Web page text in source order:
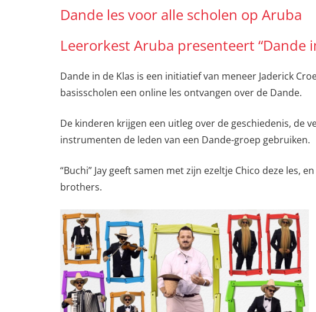
Dande les voor alle scholen op Aruba
Leerorkest Aruba presenteert “Dande
Dande in de Klas is een initiatief van meneer Jaderick
basisscholen een online les ontvangen over de Dande.
De kinderen krijgen een uitleg over de geschiedenis, de
instrumenten de leden van een Dande-groep gebruiken.
“Buchi” Jay geeft samen met zijn ezeltje Chico deze les,
brothers.